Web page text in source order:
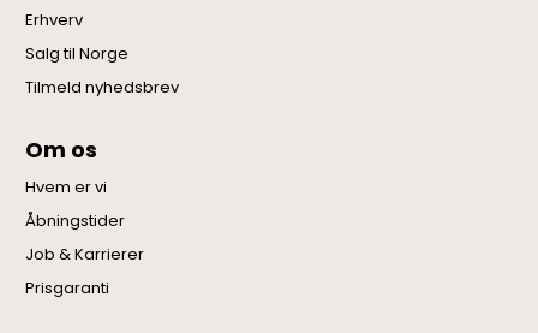
Erhverv
Salg til Norge
Tilmeld nyhedsbrev
Om os
Hvem er vi
Åbningstider
Job & Karrierer
Prisgaranti